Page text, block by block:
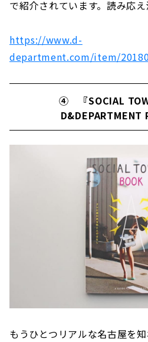
で紹介されています。読み応え
https://www.d-
department.com/item/
④ 『SOCIAL
D&DEPARTMENT
もうひとつリアルな名古屋を